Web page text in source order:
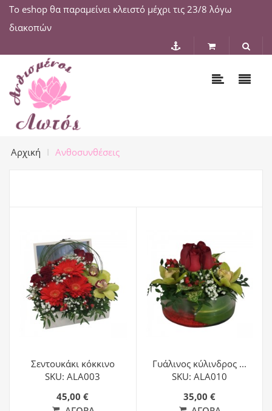
Το eshop θα παραμείνει κλειστό μέχρι τις 23/8 λόγω
διακοπών
Αρχική Ανθοσυνθέσεις
Σεντουκάκι κόκκινο
SKU: ALA003
45,00 €
Γυάλινος κύλινδρος ...
SKU: ALA010
35,00 €